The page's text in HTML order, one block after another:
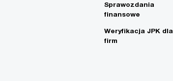
Sprawozdania
finansowe
Weryfikacja JPK dla
firm